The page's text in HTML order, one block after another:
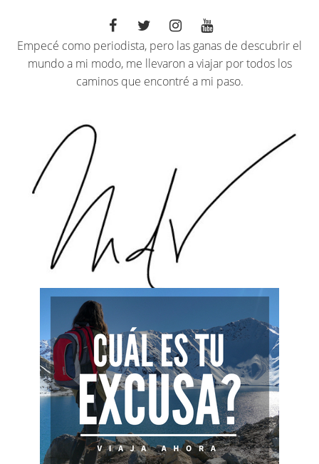
Empecé como periodista, pero las ganas de descubrir el
mundo a mi modo, me llevaron a viajar por todos los
caminos que encontré a mi paso.